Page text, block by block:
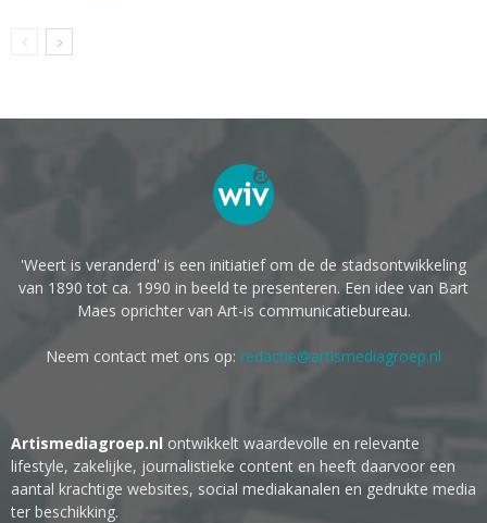
'Weert is veranderd' is een initiatief om de de stadsontwikkeling
van 1890 tot ca. 1990 in beeld te presenteren. Een idee van Bart
Maes oprichter van Art-is communicatiebureau.
Neem contact met ons op: redactie@artismediagroep.nl
Artismediagroep.nl ontwikkelt waardevolle en relevante
lifestyle, zakelijke, journalistieke content en heeft daarvoor een
aantal krachtige websites, social mediakanalen en gedrukte media
ter beschikking.